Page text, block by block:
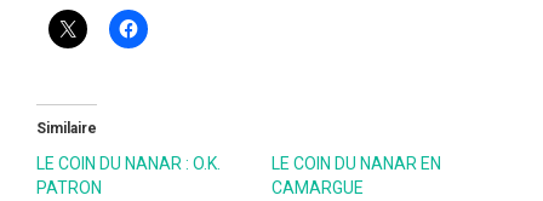
Similaire
LE COIN DU NANAR : O.K.
PATRON
LE COIN DU NANAR EN
CAMARGUE